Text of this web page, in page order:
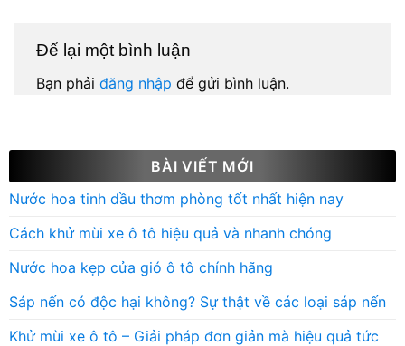
Để lại một bình luận
Bạn phải đăng nhập để gửi bình luận.
BÀI VIẾT MỚI
Nước hoa tinh dầu thơm phòng tốt nhất hiện nay
Cách khử mùi xe ô tô hiệu quả và nhanh chóng
Nước hoa kẹp cửa gió ô tô chính hãng
Sáp nến có độc hại không? Sự thật về các loại sáp nến
Khử mùi xe ô tô – Giải pháp đơn giản mà hiệu quả tức